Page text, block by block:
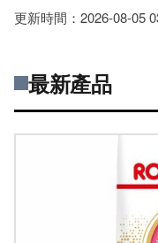
更新時間：2026-08-05
最新產品